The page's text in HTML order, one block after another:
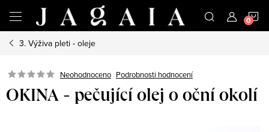
obsah
3. Výživa pleti - oleje
Neohodnoceno Podrobnosti hodnocení
OKINA - pečující olej o oční okolí